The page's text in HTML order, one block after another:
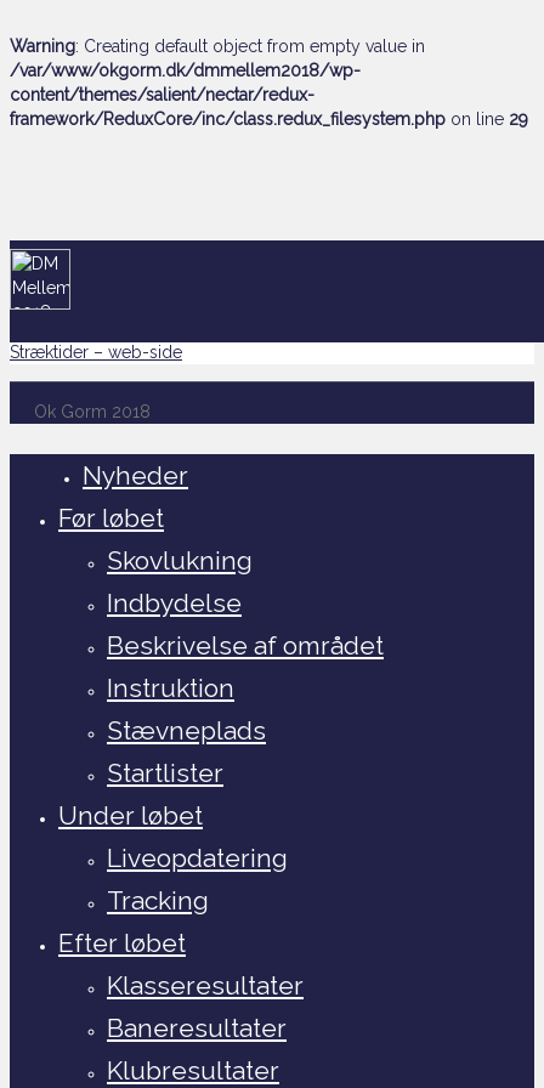
Warning: Creating default object from empty value in
/var/www/okgorm.dk/dmmellem2018/wp-
content/themes/salient/nectar/redux-
framework/ReduxCore/inc/class.redux_filesystem.php on line 29
Resultater DM mellem 2018
Stræktider – PDF
Stræktider – web-side
Ok Gorm 2018
Nyheder
Før løbet
Skovlukning
Indbydelse
Beskrivelse af området
Instruktion
Stævneplads
Startlister
Under løbet
Liveopdatering
Tracking
Efter løbet
Klasseresultater
Baneresultater
Klubresultater